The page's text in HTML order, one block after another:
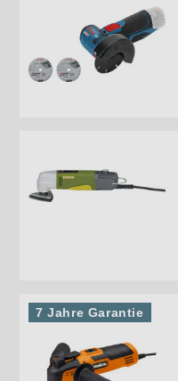
7 Jahre Garantie